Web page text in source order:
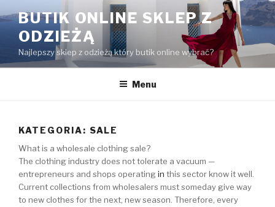
do
treści
BUTIK ONLINE SKLEP Z
ODZIEŻĄ
Najlepszy sklep z odzieżą który butik online wybrać?
Menu
KATEGORIA: SALE
What is a wholesale clothing sale?
The clothing industry does not tolerate a vacuum —
entrepreneurs and shops operatingin this sector know it well.
Current collections from wholesalers must someday give way
to new clothes for the next, new season. Therefore, every